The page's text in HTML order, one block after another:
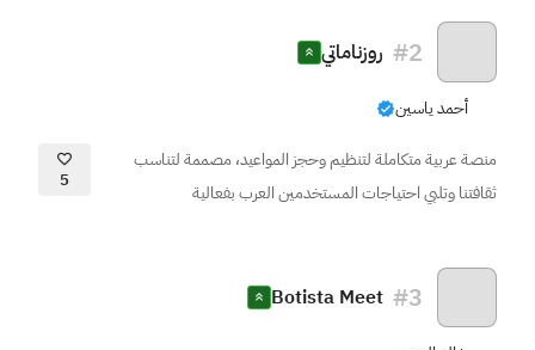
#2 روزناماتي
أحمد ياسين
منصة عربية متكاملة لتنظيم وحجز المواعيد، مصممة لتناسب
ثقافتنا وتلبي احتياجات المستخدمين العرب بفعالية
5
#3
Botista Meet